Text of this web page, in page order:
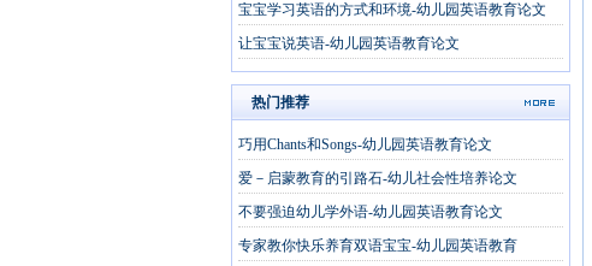
宝宝学习英语的方式和环境-幼儿园英语教育论文
让宝宝说英语-幼儿园英语教育论文
热门推荐
巧用Chants和Songs-幼儿园英语教育论文
爱－启蒙教育的引路石-幼儿社会性培养论文
不要强迫幼儿学外语-幼儿园英语教育论文
专家教你快乐养育双语宝宝-幼儿园英语教育